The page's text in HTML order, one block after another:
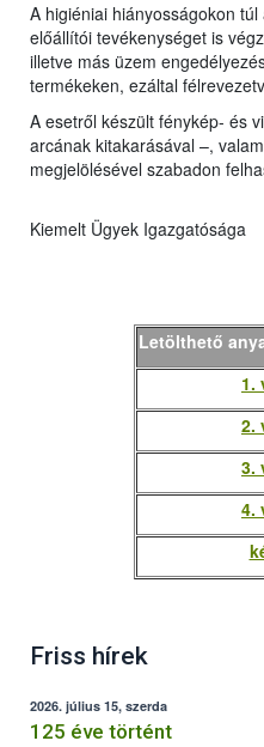
A higiéniai hiányosságokon
előállítói tevékenységet is
illetve más üzem
termékeken, ezáltal
A esetről készült fénykép- és
arcának kitakarásával –,
megjelölésével szabadon
Kiemelt Ügyek Igazgatósága
Letölthető
1.
2.
3.
4.
Friss hírek
2026. július 15, szerda
125 éve történt